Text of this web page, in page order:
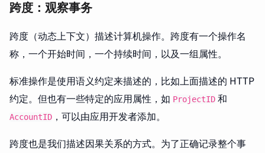
跨度：观察事务
跨度（动态上下文）描述计算机操作。跨度有一个操作名
称，一个开始时间，一个持续时间，以及一组属性。
标准操作是使用语义约定来描述的，比如上面描述的 HTTP
约定。但也有一些特定的应用属性，如 ProjectID 和
AccountID ，可以由应用开发者添加。
跨度也是我们描述因果关系的方式。为了正确记录整个事